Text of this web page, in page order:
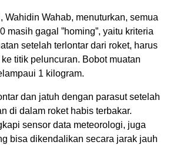
Wahidin Wahab, menuturkan, semua
masih gagal ”homing”, yaitu kriteria
setelah terlontar dari roket, harus
titik peluncuran. Bobot muatan
1 kilogram.
dan jatuh dengan parasut setelah
di dalam roket habis terbakar.
sensor data meteorologi, juga
bisa dikendalikan secara jarak jauh